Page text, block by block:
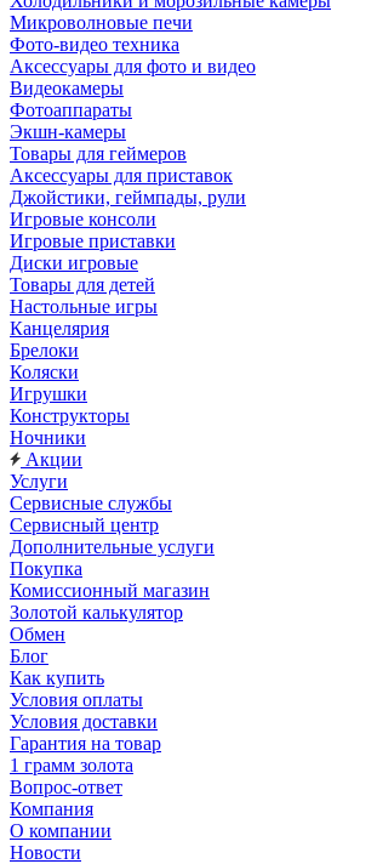
Микроволновые печи
Фото-видео техника
Аксессуары для фото и видео
Видеокамеры
Фотоаппараты
Экшн-камеры
Товары для геймеров
Аксессуары для приставок
Джойстики, геймпады, рули
Игровые консоли
Игровые приставки
Диски игровые
Товары для детей
Настольные игры
Канцелярия
Брелоки
Коляски
Игрушки
Конструкторы
Ночники
Акции
Услуги
Сервисные службы
Сервисный центр
Дополнительные услуги
Покупка
Комиссионный магазин
Золотой калькулятор
Обмен
Блог
Как купить
Условия оплаты
Условия доставки
Гарантия на товар
1 грамм золота
Вопрос-ответ
Компания
О компании
Новости